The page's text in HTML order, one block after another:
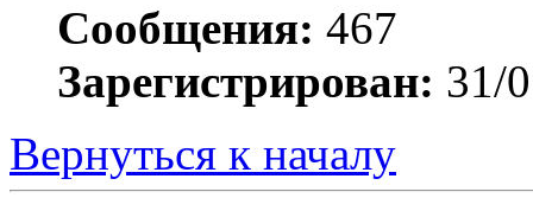
Сообщения: 467
Зарегистрирован: 31/
Вернуться к началу